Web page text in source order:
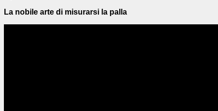
La nobile arte di misurarsi la palla